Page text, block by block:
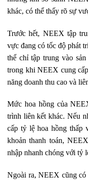
khác, có thể thấy rõ sự
Trước hết, NEEX tập
vực đang có tốc độ phát
thể chỉ tập trung vào
trong khi NEEX cung
năng doanh thu cao và
Mức hoa hồng của
trình liên kết khác. Nếu
cấp tỷ lệ hoa hồng thấp
khoản thanh toán,
nhập nhanh chóng với tỷ
Ngoài ra, NEEX cũng có